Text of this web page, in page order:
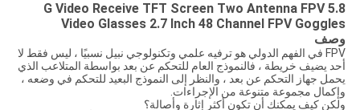
5.8 G Video Receive TFT Screen Two Antenna FPV
Video Glasses 2.7 Inch 48 Channel FPV Goggles
وصف
FPV في الفهم الدولي هو ترفيه علمي وتكنولوجي نبيل نسبيًا ، ليس فقط لا
أحد يضيف خريطة ، فالنموذج العام للتحكم عن بعد بواسطة المتلاعب الذي
يحمل جهاز التحكم عن بعد ، والنظر إلى النموذج البعيد للتحكم في وضعه ،
وإكمال مجموعة متنوعة من الإجراءات.
ولكن كيف يمكنك أن تكون أكثر إثارة وأصالة؟